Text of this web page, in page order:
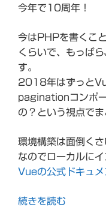
今年で10周年！
今はPHPを書くこ
くらいで、もっぱ
す。
2018年はずっと
paginationコンポ
の？という視点でま
環境構築は面倒くさ
なのでローカルに
Vueの公式ドキュメ
続きを読む